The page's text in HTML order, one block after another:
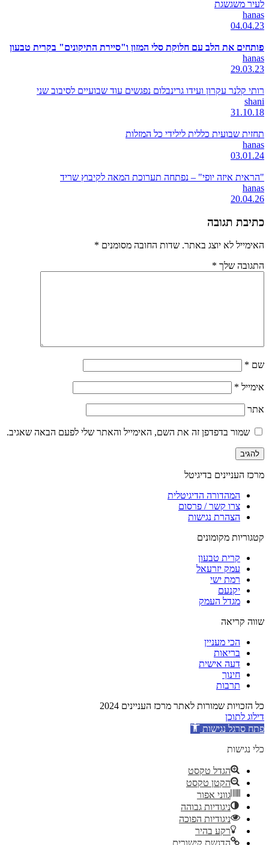
לעיר משגשגת
hanas
04.04.23
פותחים את הלב עם חלוקת סלי המזון ו"סיירת התיקונים" בקרית טבעון
hanas
29.03.23
רותי קלנר עקרון ועידו גרינבלום נפגשים עוד שבועיים לסיבוב שני
shani
31.10.18
תחזית שבועית כללית לילידי כל המזלות
hanas
03.01.24
"הראית איזה יופי" – נפתחה תערוכת המאה לקיבוץ שריד
hanas
20.04.26
כתיבת תגובה
האימייל לא יוצג באתר. שדות החובה מסומנים *
התגובה שלך *
שם *
אימייל *
אתר
שמור בדפדפן זה את השם, האימייל והאתר שלי לפעם הבאה שאגיב.
מרכז העניינים בדיגיטל
המהדורה הדיגיטלית
צרו קשר / פרסום
הצהרת נגישות
קטגוריות מקומונים
קרית טבעון
עמק יזרעאל
רמת ישי
יקנעם
מגדל העמק
שווה קריאה
הכי מעניין
בריאות
דעה אישית
חינוך
תרבות
כל הזכויות שמורות לאתר מרכז העניינים 2024
דילוג לתוכן
פתח סרגל נגישות
כלי נגישות
הגדל טקסט
הקטן טקסט
גווני אפור
ניגודיות גבוהה
ניגודיות הפוכה
רקע בהיר